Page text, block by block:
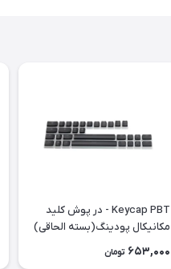
Keycap PBT - در پوش کلید
مکانیکال پودینگ(بسته الحاقی)
Extra Pudding
653,000 تومان